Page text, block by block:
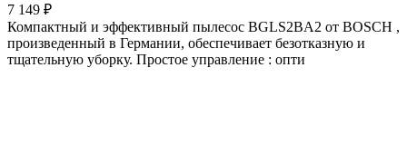
7 149 ₽
Компактный и эффективный пылесос BGLS2BA2 от BOSCH ,
произведенный в Германии, обеспечивает безотказную и
тщательную уборку. Простое управление : опти